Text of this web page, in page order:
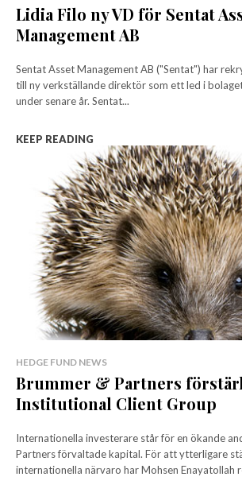
Lidia Filo ny VD för Sentat
Management AB
Sentat Asset Management AB ("Sentat") har
till ny verkställande direktör som ett led i
under senare år. Sentat...
KEEP READING
HEDGE FUND NEWS
Brummer & Partners
Institutional Client Group
Internationella investerare står för en ökande
Partners förvaltade kapital. För att ytterligare
internationella närvaro har Mohsen Enayatollah